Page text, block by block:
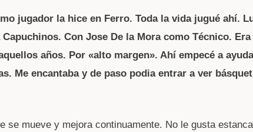
jugador la hice en Ferro. Toda la vida jugué ahí.
Con Jose De la Mora como Técnico.
años. Por «alto margen». Ahí empecé a
Me encantaba y de paso podia entrar a ver
se mueve y mejora continuamente. No le gusta